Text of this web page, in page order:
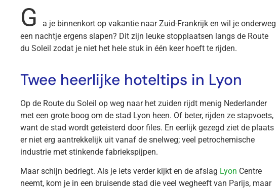
G
a je binnenkort op vakantie naar Zuid-Frankrijk en wil je onderweg
een nachtje ergens slapen? Dit zijn leuke stopplaatsen langs de Route
du Soleil zodat je niet het hele stuk in één keer hoeft te rijden.
Twee heerlijke hoteltips in Lyon
Op de Route du Soleil op weg naar het zuiden rijdt menig Nederlander
met een grote boog om de stad Lyon heen. Of beter, rijden ze stapvoets,
want de stad wordt geteisterd door files. En eerlijk gezegd ziet de plaats
er niet erg aantrekkelijk uit vanaf de snelweg; veel petrochemische
industrie met stinkende fabriekspijpen.
Maar schijn bedriegt. Als je iets verder kijkt en de afslag Lyon Centre
neemt, kom je in een bruisende stad die veel wegheeft van Parijs, maar